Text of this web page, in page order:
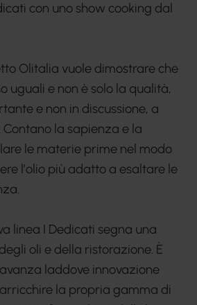
con uno show cooking dal
Olitalia vuole dimostrare che
uguali e non è solo la qualità,
e non in discussione, a
la sapienza e la
le materie prime nel modo
l’olio più adatto a esaltare le
linea I Dedicati segna una
oli e della ristorazione. È
laddove innovazione
la propria gamma di